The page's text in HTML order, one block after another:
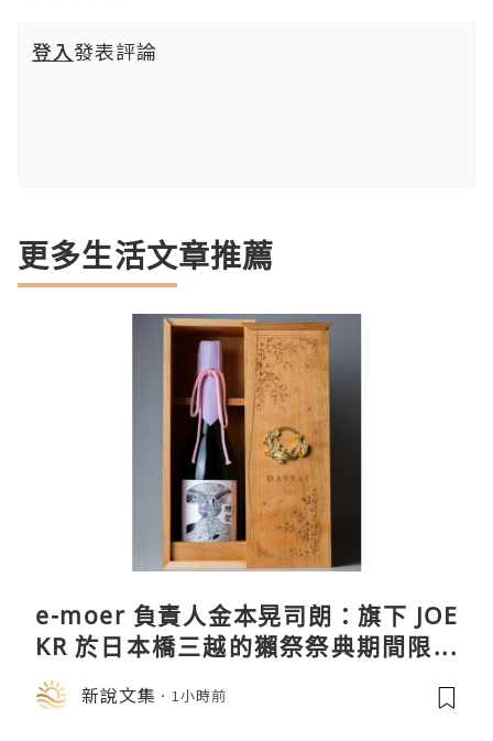
登入發表評論
更多生活文章推薦
e-moer 負責人金本晃司朗：旗下 JOE
KR 於日本橋三越的獺祭祭典期間限定
店中，與日伸貴金属的東京銀器工匠一
同參展新說文集 1小時前